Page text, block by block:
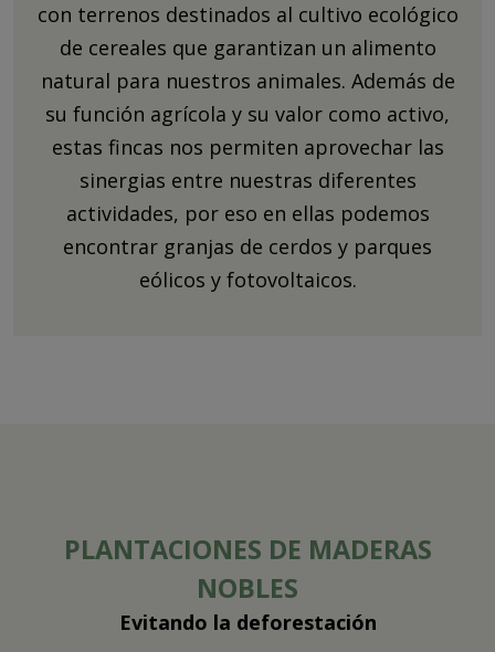
con terrenos destinados al cultivo ecológico
de cereales que garantizan un alimento
natural para nuestros animales. Además de
su función agrícola y su valor como activo,
estas fincas nos permiten aprovechar las
sinergias entre nuestras diferentes
actividades, por eso en ellas podemos
encontrar granjas de cerdos y parques
eólicos y fotovoltaicos.
PLANTACIONES DE MADERAS
NOBLES
Evitando la deforestación